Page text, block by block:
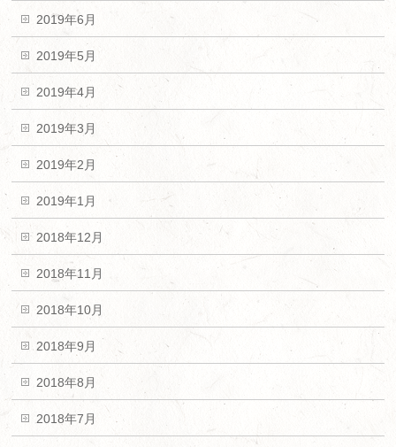
2019年6月
2019年5月
2019年4月
2019年3月
2019年2月
2019年1月
2018年12月
2018年11月
2018年10月
2018年9月
2018年8月
2018年7月